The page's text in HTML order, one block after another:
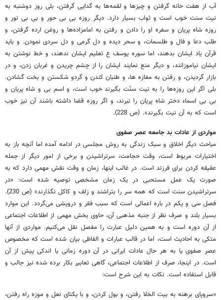
آب از هفت خانه گرفتن و چیزها و لقمه‌ها به گدایی گرفتن، بلی روز دوشنبه به
نیت سنت خوب است و ثواب بسیار دارد. دیگر روزه بی بی حور و بی بی نور و
روزه شاه پریان و سفره او را دادن و رفتن به امامزاده‌ها و روغن ارده گرفتن، و
طلب دعا و فال و طلسمات، و سحر دیده و دل گرمی و دل سردی نمودن. و باید
قرآن یاد ایشان بدهند، اما سوره یوسف ع تعلیم ایشان ندهند، و خط نوشتن به
ایشان نیاموزانند، و دیگر منع نمایند ایشان را از چشم چریدن و غربان زدن، و در
بازار گردیدن، و رفتن به مغازه ها، و طنبان کندن و گردو شکستن و بخت گشادن.
بلی اگر این روزه‌ها را به نیت سنّت بگیرند خوب است، و اسم بی و شاه پریان و
بی بی اسماء دختر شاه پریان را نبرند، و اگر روزه قضا داشته باشند آن نیز خوب
است که به آن نیت بگیرند». (ص 228).
مواردی از عادات بد جامعه عصر صفوی
مباحث دیگر اخلاق و سبک زندگی به روش مجلسی در ادامه آمده اما آنچه باز به
اختیارات مربوط است، وقت حجامت، سرتراشیدن و برخی از امور دیگر از جمله
عقیقه کردن برای فرزند است. در غالب اینها، زمان و وقت نقش مهمی دارد که به
صورت یک عمل مستحبی در یک زمان مشخصی توصیه شده است: «در
سرتراشیدن سنت است که همه سر را بتراشند و زلف و کاکل نگذارند» (ص 230).
فصل سی و یکم در باره اعمالی است که سبب فقر و درویشی می‌گردد. این موارد
بسیار بلند و صرف نظر از جنبه مذهبی آن، حاوی بخش مهمی از اطلاعات اجتماعی
از آن دوره است و به همین دلیل عبارت را مفصل نقل می‌کنیم. مواردی از آنها
متکی به احادیث است، اما در قالب عبارات و الفاظی بیان شده است که مخصوص
عصر صفوی یا به هر حال عادات ایرانی در آن دوره زمانی یا اندکی پیش از آن
است. در اینجا، صرف از اطلاعات اجتماعی، گاهی تعابیر بکار برده شده نیز جالب و
قابل استفاده است. نکات به این شرح است:
«سروپای برهنه به بیت الخلا رفتن، و بول کردن، و با یکتای نعل و موزه راه رفتن، و زنا و اغلام کردن، و علم موسیقی خواندن صوت و نغمات مدة العمر، و کم دادن به گز و ترازو و کیل، و زیاده گرفتن و در میان زنان و گله گوسفند بیرون رفتن، و دروغ بسیار گفتن و به سوگند دروغ قسم خوردن، بلکه راست خوردن در معاملات، و غش و فریب دادن مردمان، خصوصا بیوه زنان و روستائیان و لران و کردان، و آب در شیر و سرکه کردن و پیه را با روغن ضم کردن، و چیز زبون داخل اجناس خوب کردن مثل دوشاب و رُب برای صرفه و نفع، و خاک و ریگ روشن داخل غلات کردن، و داخل کردن سایر حبوبات را به میان آرد، و بسیار خندیدن به قهقهه، و خندیدن در قبرستان و مجالس علما دین، و نزد جنازه، و در نزد شخصی که در حالت احتضار باشد، و در مقابر امرا و بزرگان دین و در مساجد بول و غایط کردن، و در قبرستان بول و غایط کردن، و پوست سیر و پیاز را سوختن، و ساحت خانه را جاروب نکردن، و خاکروبه را در خانه گذاشتن، [و خورده کاغذ و قلم را انداختن بلکه سوختن]، و تار عنکبوت را در خانه گذاشتن، و فحاش و بددهن بودن، و دشنام دادن و شنیدن و پا بر خورده نان گذاشتن، و ریزه نان و طعام را با خاشاک به بیت الخلا ریختن، و پا بر نعمت‌های الهی زدن از راه نخوت، و نان را بر زمین زدن و دور انداختن، و نیمه خورده میوه‌ها را از راه نخوت و غرور به خاک انداختن، و از راه تکبّر به دو انگشت چیزی خوردن، و استنجا با طعام و میوه و نان و سرگین و استخوان کردن، و کُندر خاییدن هرچند که فایده دارد، و دعای سیفی خواندن و چله نشینی و فال گیری و دروغ گفتن در فالها و سروپای برهنه بدون ضرروت گشتن و استهزاء بر مؤمنان و علمای دینیه نمودن، بلکه در وقت شنیدن نام خدا و رسول و قرآن، گوش ندادن، و کاهل نمازی بلکه تارک الصلاة بودن، و نمازها را بی عذر به قضا و آخر وقت انداختن، و ندادن زکات و خمس و فطر و اخراج حق واجب که بر ذمّه اوست، و رعایت و احسان و صله به خویشان و قوم و دوستان و همسایگان و محتاجان و واجب النفقه خود ننمودن بشرط توانایی، و قرض ندادن به کسی که پریشان باشد، و ردّ سایل نمودن خصوصا در شب، و منع ماعون نمودن از همسایگان، و چیزی خوردن و گرسنه در برابر او بودن و ندادن، اگر چه سگ باشد و گربه، و اسراف و تبذیر نمودن، و مالی که خدا به او داده باشد، به بی جا فنا کردن و زیاده از دخل خرج کردن و سود خوردن، و عاق والدین بودن، و مال خود را صرف حرام کردن، و ضیافت ریا کردن، و بخل و امساک و تنگ گرفتن بر خود و عیال، و قمار باختن به همه نوع، دزدی کردن و با کردان و اجامره و اوباش مخالطت کردن، و دیدن تارک الصلاة و رفاقت با او، و صبح روی این جماعت را دیدن، خصوصا تارک الصلاة، و شپش در مسجد انداختن و کشتن و سوختن شپش و سایر حیوانات، و شپش در چراغ انداختن [و شپش و سایر حیوانات در مسجد کشتن] و کناس و زبّآل و حطّاب بودن، و بسیار بریدن درختان سبز، و بسیار کندن نباتات صحرایی، و صیادی کردن برای معاش، و در مسجد کشف عورت بسیار نمودن بلکه در برابر نور آفتاب و ماه، و دیدن عورت خود و دیگران را مکرّر، و دست به عورتین خود مالیدن، و دیدن قُبل و دُبر زوجه خود را مکرّر دیدن، و دستها در میان دو ران خوابیدن، [و دست به عورتین خود یا زن خود یا دیگران مالیدن، و قطع رحم کردن، و از برای ریا به حج یا عتبات رفتن، و یا امور خیر نمودن و خلق را باعث روزی و وسایل خود ساختن، و از زیّ خود بدر رفتن] و حرف دنیا در مسجد بسیار گفتن، و در مسجد دیوان گرفتن، و فکر معمّا کردن، و هجو مسلمانان نمودن، و عمله موتی بودن به انتظار فوت مسلمانان و سؤال کردن و گدایی نمودن به عنوان کسب، و کفن فروشی و زرگری و برده فروشی و ذبّاحی [دباغی] و حجّامی و جولاهی نمودن، و شومالی کردن [پارچه را جلا دادن] و عشّاری و راهداری و تمغاچی گری و مطرب و خواننده بودن، و با اهل لعب و لهو و فسق و فجور مصاحبت کردن، و خدمت ایشان را کردن، و قُرمساقی و سازندگی و قوّالی و رقّاصی و مسخرگی و مقلّدی و معرکه گیری و شب بازی و کشتی گیری و رمّالی و حقّه بازی و مارگیری کردن، و عمل سحر دیده، و حیله و غش کردن، و در بردن مال مردم بودن، و مال مردم را به ناحق و شهادت دروغ، و قسم دروغ خوردن و بردن، [و حق مزدور و رعایای خود را بردن و زیاد حواله کردن بر ایشان، و جریمه و خدمتانه گرفتن] و حرفی زدن و حق را باطل کردن، و حق یتیم را بردن، و از تکبّر سلام نکردن، و به مال و منصب و اصل و نصب خود بالیدن و نازش به جامه و لباس خود کردن، و فخر نمودن بر مردم، و با وجود مال اظهار فقر کردن، و از عقب زنان رفتن برای شهوت، و بسیار نگاه کردن به زنان بیگانه برای لذّت، و شیشه از دهن بستن، و کمان گلوله انداختن، و میخ بر زمین کوفتن به بهانه آنکه زر است و به این سبب مردم را ریشخند کردن و خفّت دادن، و سنج و دهل زدن، و احتراز از بول و غایط و سایر نجاسات نکردن، و بی طهارت و جنب گردیدن، و در جنابت قرآن خواندن و دعای بسیار خواندن، و عمل نقاشی و تماثیل و اسباب بتخانه و صورت سایه دار ساختن، و همچنین ساختن آلات قمار و ساز مثل طنبور و گنجفه و کعبتین و بت و شطرنج و نرد و کمانچه و چنگ و امثال اینها، و فروختن اینها را بعنوان تجارت و نفع، و بسیار هزل و خوش طبعی‌های رکیک کردن، و عمر را صرف لهو و لعب کردن، و در آفتاب بسیار خوابیدن، و جلّاد و قتّال و ملازم حاکم بودن، و نامقیدی و خیانت و بی دیانتی بسیار کردن، و به همسایه فقیر چیزی ندادن، و اهل و عیال واجب النفقه خود را از بخل و دنائت ضایع گذاشتن، و چیزی ندادن که محتاج به طلب شوند، یا دزدی کنند، و روا نکردن حاجت برادران مؤمن خود بشرط توانائی، و در مهمات و حاجات اقارب و دوستان خود سعی ننمودن بشرط امکان، و اجرت قرآن و تعلیم آن، و فروختن قرآن و کتابت قرآن بسیار کردن، و عمل به وصیّت نکردن، و در حمّام سنگ بر بدن مالیدن، و لنگ بسته بر روی مالیدن، و عورت خود را در آب باز کردن، و لنگ به کنار گذاشتن، و به گل سر شستن، و دارو نکشیدن در حال اختیار، و ناخن به دندان چیدن، و پیشاپیش والدین خود راه رفتن، و ناخن ریختن، و پدر و مادر را به نام خواندن، و صدا بر ایشان زدن، و اُف در روی ایشان گفتن، و تمرّد از گفتار ایشان نمودن، اگر چه کافر ذمّی باشند، و اموال ایشان را دزدیدن یا به تعدّی گرفتن، و از خانه بیرون کردن، و آب و نان به ایشان ندادن، و آب دهن و بینی بسیار در مساجد انداختن، و در چاه آب و حوض‌ها و غدیر آب و خزانه و غلتین حمام بول کردن و استنجا کردن، و آب روان نیز این حکم را دارد، و ایستاده شلوار پوشیدن، و قلم بر روی قلم قط زدن، و چراغ و شمع را به پف خاموش کردن، و در روی قبر مؤمن یا در قبرستان جماع کردن، و بر روی قبرها نشستن، و جنب و حایض داخل مساجد شدن، و اسب تاختن بر روی قبرها، و غرور و تکبّر نیز باعث فقر و پریشانی است، و دیگر اهل خود را به نماز امر نکردن، و مستاجر انتقالات پادشاهان شدن، و عیب جویی مردم کردن، و کبوتر پرانی کردن، و سخن چینی نمودن، و قصه خوانی، و گفتن من و ما مکرّر، برای مال و جاه خود و مردم را حقیر و ذلیل و معیوب و رسوا کردن، و کمتر از خود دانستن، و مکرر همیشه مصرّ بر معصیت بودن، و اعانت فسّاق و فجّار و کفار و ظلَمه مکرر نمودن، و حق اجیر و ملازم و رعایای خود را بردن و ندادن، و در حساب پا به مردم زدن و جریمه و خدمت گرفتن، و زر قلب و مغشوش را دانسته خرج کردن برای نفع خود و ضرر مردم، و عمل کیمیا و قلابی گری کردن، و علم اعداد، و اجتناب از حرام نکردن، و جنس را به جنس زیاده زیاده فروختن، و گندم فروشی و آسیابانی کردن، و از پی لذّات و شهوات حرام رفتن، و جواب سلام ندادن، و در بیت خلا حرف زدن، و ملک وقف و قبرستان را داخل خانه و ملک خود کردن، و ضبط نمودن غلات و سایر حبوبات به جهت گرانی، و سحر دیده و نظر کردن و بستن و نگشادن، و تفرقه میان زنان و مردان، و اطفال مسلمانان و زنان ایشان را با زنان اهل ذمه به سبب دعا و طلسماتِ سوختن اسماءالله و طلسماتِ نیرنجات برای خود یا مردم، [و بستن مردان را بر زنان و اطفان و زنان مسلمان را به سبب دعا و طلمسات برای مردم یا از برای خود خواندن] رام کردن برای فجور، و زن خود با محارم و اقارب و کنیزان خود را به زنا فرستادن، و از اجرت این عمل خوردن و سوره‌های عزایم را در حال حیض و جنابت خواندن، و مکرر بی‌وضو دست بر خط قرآن مالیدن، و کفر و ردّه گفتن، و قمار باختن، و چرس کشیدن، و بنگ و بزه خوردن، و قلندری و درویشی کردن، و بی ضرورت سؤال کردن از بی غیرتی، و سوختن جلود و استخوان حیوانات خصوصاً انسان، و به رو خوابیدن، [و سروپای برهنه کردن و استخوان و سرگین بر خود مالیدن، و نظر کردن به خانه همسایگان برای خواهش نفس و لذّات] و نظر به خانه همساده کردن، و بر عیوب ایشان مطلع شدن، و هتک حرمت و عیوب مؤمنان کردن، و خواب دروغ نقل کردن، و سر را به أشنان شستن و غسل کردن بی لنگ مگر در جایی که سقف داشته باشد، و از دو طرف دهن چیزی خوردن، و خلال کردن به چوب گز و به کاه و گیاه ها، و نشسته، عمامه [دستار] پیچیدن، و رو به قبله و پشت به قبله بول و جماع کردن، و شانه شکسته بر سر و ریش زدن، و استاده و راه رفتن شانه کردن، و تکیه کرده و خوابیده، و به دست چپ بی ضرورت طعام خوردن، و دست بر دندان زدن، و پوست تخم و سیر و پیاز سوختن، و موی ریش را به دندان بریدن، و فکر معمّا کردن، و قیمت قاذورات و نجاسات و چیزهای حرام خوردن، و در اوّل صبح روی بی نماز یهود دیدن، و سر بر زانو نهادن، و دست بر عقب بستن و راه رفتن، و دست به زیر زنخ گذاشتن برای امور دنیا، نه از برای مطالعه درس و حدیث و آب به سگ ریختن، و به آبی که از آفتاب گرم شده باشد و در ظرف سرگشاده غسل کردن و وضو ساختن، بلکه علت پیسی پدید می‌آورد، و آب در آفتاب پاشیدن [و جلق زدن، و با بزرگتر از خود هزل کردن و شانه شکسته بر سر و ریش زدن، و سرّ خود با زن خود گفتن مگر بضرورت، و با ایشان مشورت کردن، و در مساجد خوابیدن] و چیزی خوردن و دهن نشستن، و دست ناشسته از طعام خوابیدن و نان از گدایان خریدن و خوردن و هزل کردن با بزرگتر از خود و ریشخند کردن خصوصاً پیران و علما و صلحا، و دشنام به خدا و رسول و امام و پیر دادن، و شراب فروشی کردن، و به مصلحت زنان کار کردن، و در بازارها راه رفتن چیزی خوردن، و خواب کردن در گورستان و حمام، [و خواب بسیار کردن، و نان به دندان پاره کردن و نان به زانو گذاشتن و خوردن از دهن] و جماع بسیار کردن، و وطی با حیوانات، و عمل ذباحی و سلاخی، و دست از کار برداشتن از راه تکبّر با وجود احتیاج، و طلب روزی ننمودن، و در خانه نشستن و توکل کردن، و از خدا روزی طلب کردن، و نان بر سر زانو نهادن، و از دهان خوردن بدون دست ها، و کتمان شهادت نمودن، و شهادت دروغ دادن، و اجرت گرفتن، و عریان خوابیدن بی ستر و لحاف، و در صبح چراغ خاموش شده را دیدن، و بعد از نماز اوراد نخواندن، مگر به امر ضرورت و خوابیدن بعد از نماز صبح، و مصاحبت کردن با زرده گوش و ریش زرد و ازرق چشم، و کفش و جامه و شلوار در زیر سر گذاشتن، و خوابیدن و ریش تراشیدن، و بروت گذاشتن، و فروختن و خریدن و پوشیدن رخوت [رَخت] مردگان، و شب در آینه دیدن و باد دمیدن بر آینه، و سر به آستانه نهادن و خوابیدن، و تُف بر آب انداختن، و تُف بر روی مؤمن انداختن، و عمداً یا از برای شغل دنیا نماز را به تأخیر انداختن، و زدن یتیمان و بیوه زنان و دشنام به سایل دادن، و در بیت الخلا چیزی خوردن و مسواک کردن، و رو را به دامان خشک کردن، و لتّه‌ای بر عورتین بسته باشند به رو مالیدن، خصوصاً لتّه جماع و حیض، و دست را به خشتک زیر جامه مالیدن و پاک کردن، و رو را به شلوار خشک کردن، و در شب جمعه سیر و پیاز خوردن، و غیبت بسیار کردن، و از ظروف شکسته و وصله کرده و کوزه شکسته و از پیش دسته کوزه آب و طعام خوردن، و در شب، خانه جاروب کردن و دیگ و ظروف ناشسته در شب گذاشتن، و روغن چراغ سوختن، و اجرت حرام و قیمت آن فرا خوردن، و در میان زراعت، و میان دو زن گذشتن، و نشستن مربع و پا بر روی پا گذاشتن و چیزی خورد